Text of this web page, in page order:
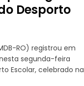
Desporto
RO) registrou em
segunda-feira
Escolar, celebrado na